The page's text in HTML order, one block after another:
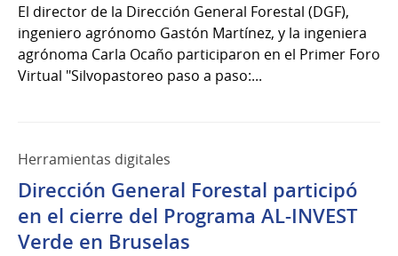
El director de la Dirección General Forestal (DGF),
ingeniero agrónomo Gastón Martínez, y la ingeniera
agrónoma Carla Ocaño participaron en el Primer Foro
Virtual "Silvopastoreo paso a paso:...
Herramientas digitales
Dirección General Forestal participó
en el cierre del Programa AL-INVEST
Verde en Bruselas